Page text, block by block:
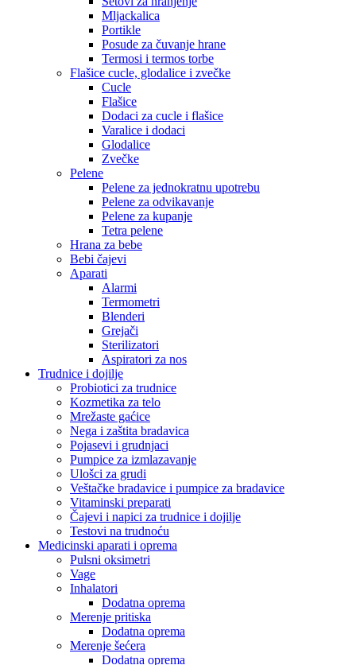
Mljackalica
Portikle
Posude za čuvanje hrane
Termosi i termos torbe
Flašice cucle, glodalice i zvečke
Cucle
Flašice
Dodaci za cucle i flašice
Varalice i dodaci
Glodalice
Zvečke
Pelene
Pelene za jednokratnu upotrebu
Pelene za odvikavanje
Pelene za kupanje
Tetra pelene
Hrana za bebe
Bebi čajevi
Aparati
Alarmi
Termometri
Blenderi
Grejači
Sterilizatori
Aspiratori za nos
Trudnice i dojilje
Probiotici za trudnice
Kozmetika za telo
Mrežaste gaćice
Nega i zaštita bradavica
Pojasevi i grudnjaci
Pumpice za izmlazavanje
Ulošci za grudi
Veštačke bradavice i pumpice za bradavice
Vitaminski preparati
Čajevi i napici za trudnice i dojilje
Testovi na trudnoću
Medicinski aparati i oprema
Pulsni oksimetri
Vage
Inhalatori
Dodatna oprema
Merenje pritiska
Dodatna oprema
Merenje šećera
Dodatna oprema